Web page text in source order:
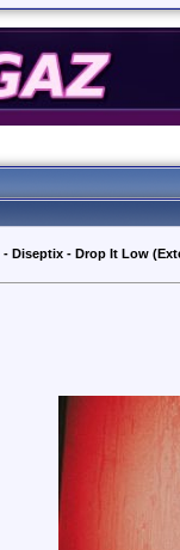
Diseptix - Drop It Low